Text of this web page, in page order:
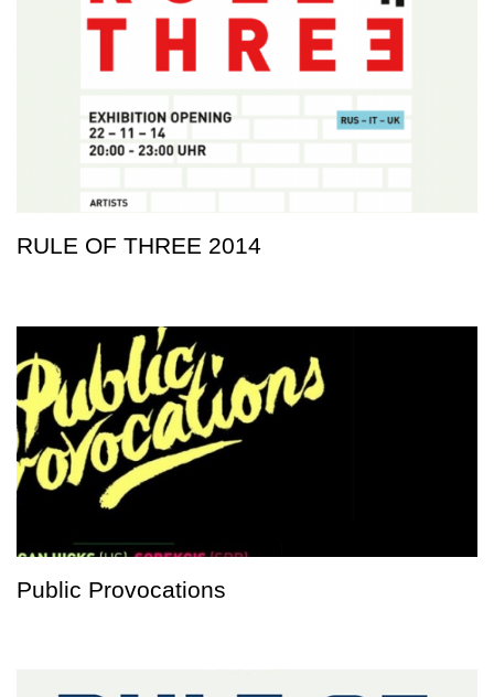
RULE OF THREE 2014
Public Provocations